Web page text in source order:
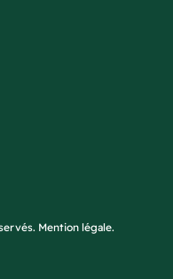
Mention légale.